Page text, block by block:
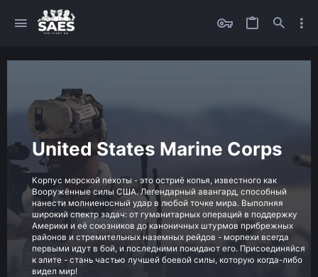
United States Marine Corps
Корпус морской пехоты - это остриё копья, известного как
Вооружённые силы США. Легендарный авангард, способный
нанести молниеносный удар в любой точке мира. Выполняя
широкий спектр задач: от гуманитарных операций в поддержку
Америки и её союзников до каноничных штурмов прибрежных
районов и стремительных наземных рейдов - морпехи всегда
первыми идут в бой, и последними покидают его. Присоединяйся
к элите - стань частью лучшей боевой силы, которую когда-либо
видел мир!